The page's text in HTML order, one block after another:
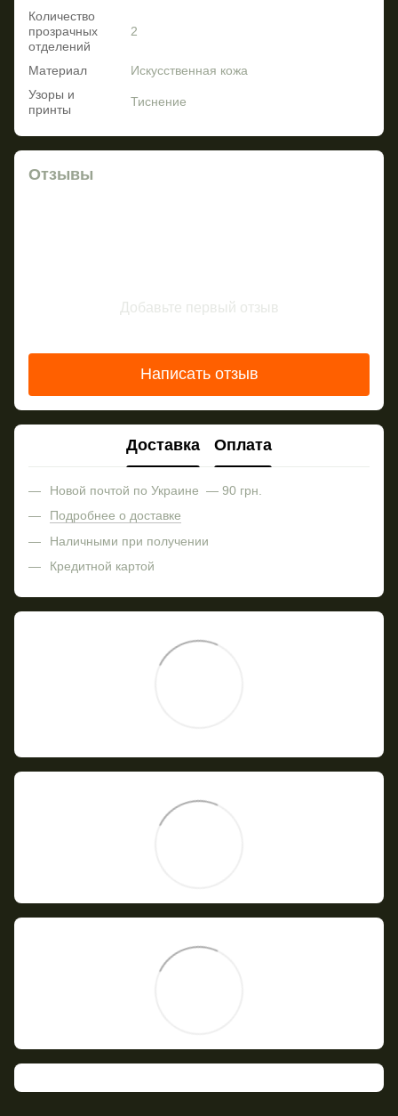
Количество
прозрачных
отделений
2
Материал
Искусственная кожа
Узоры и
принты
Тиснение
Отзывы
Добавьте первый отзыв
Написать отзыв
Доставка Оплата
Новой почтой по Украине — 90 грн.
Подробнее о доставке
Наличными при получении
Кредитной картой